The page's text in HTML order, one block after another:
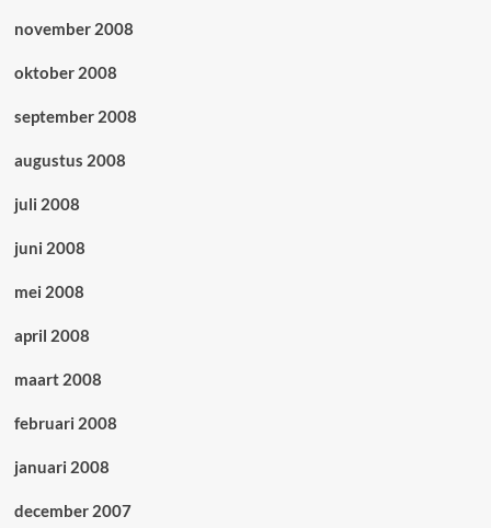
november 2008
oktober 2008
september 2008
augustus 2008
juli 2008
juni 2008
mei 2008
april 2008
maart 2008
februari 2008
januari 2008
december 2007